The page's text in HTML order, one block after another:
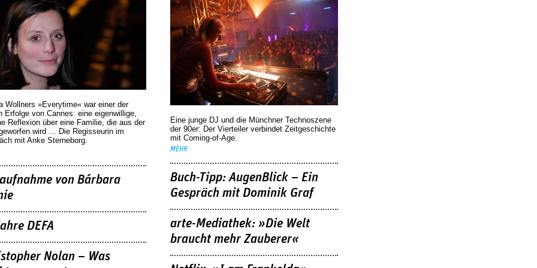
Wollners »Everytime« war einer der
Erfolge von Cannes: eine eigenwillige,
Reflexion über eine ­Familie, die aus der
wird … Die Regisseurin im
mit Anke Sterneborg.
von Bárbara
DEFA
Nolan – Was
Eine junge DJ und die Münchner Technoszene
der 90er: Der Vierteiler verbindet Zeitgeschichte
mit Coming-of-Age.
MEHR
Buch-Tipp: AugenBlick – Ein
Gespräch mit Dominik Graf
arte-Mediathek: »Die Welt
braucht mehr Zauberer«